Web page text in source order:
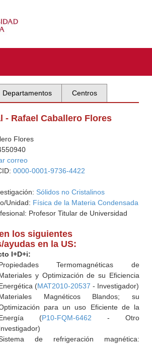
Departamentos Centros
- Rafael Caballero Flores
Flores
correo
0000-0001-9736-4422
Sólidos no Cristalinos
Unidad: Física de la Materia Condensada
Profesor Titular de Universidad
los siguientes
ayudas en la US:
I+D+i:
Termomagnéticas de
y Optimización de su Eficiencia
(MAT2010-20537 - Investigador)
Magnéticos Blandos; su
para un uso Eficiente de la
(P10-FQM-6462 - Otro
de refrigeración magnética: